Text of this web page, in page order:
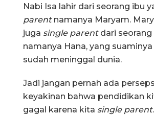
Nabi Isa lahir dari seorang ibu
parentnamanya Maryam.
juga single parentdari seorang
namanya Hana, yang
sudah meninggal dunia.
Jadi jangan pernah ada
keyakinan bahwa pendidikan
gagal karena kita single parent